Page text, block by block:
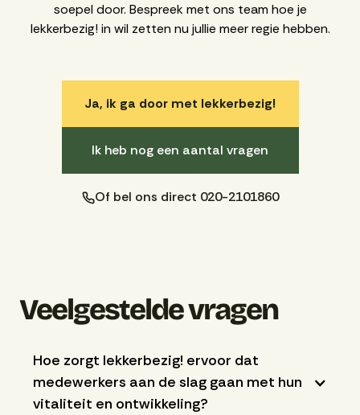
soepel door. Bespreek met ons team hoe je
lekkerbezig! in wil zetten nu jullie meer regie hebben.
Ja, ik ga door met lekkerbezig!
Ik heb nog een aantal vragen
Of bel ons direct 020-2101860
Veelgestelde vragen
Hoe zorgt lekkerbezig! ervoor dat
medewerkers aan de slag gaan met hun
vitaliteit en ontwikkeling?